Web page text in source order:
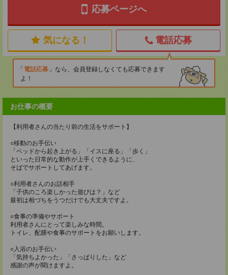
応募ページへ
気になる！ 電話応募
電話応募
なら、会員登録しなくても応募できます
よ！
お仕事の概要
【利用者さんの当たり前の生活をサポート】
○移動のお手伝い
「ベッドから起き上がる」「イスに座る」「歩く」
といった日常的な動作が上手くできるように、
そばでサポートしてあげます。
○利用者さんのお話相手
「子供のころ楽しかった遊びは？」など
最初は相づちをうつだけでも大丈夫ですよ。
○食事の準備やサポート
利用者さんにとって楽しみな時間。
トイレ、配膳や食事のサポートをお願いします。
○入浴のお手伝い
「気持ちよかった」「さっぱりした」など
感謝の声が聞けますよ。